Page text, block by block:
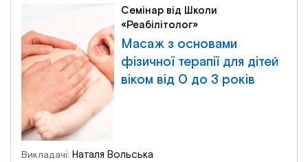
Семінар від Школи
«Реабілітолог»
Масаж з основами
фізичної терапії для дітей
віком від 0 до 3 років
Викладачі: Наталя Вольська